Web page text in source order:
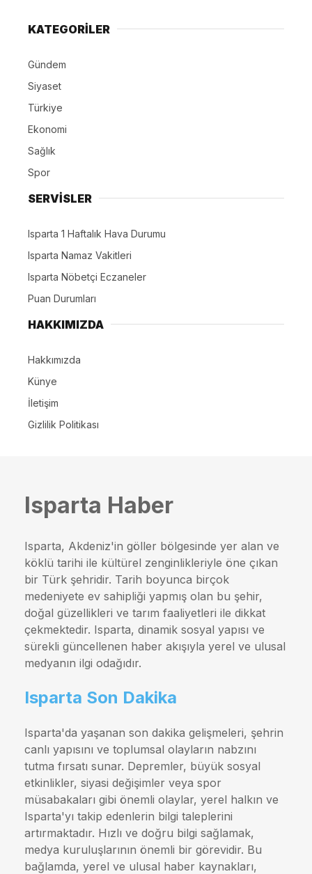
KATEGORİLER
Gündem
Siyaset
Türkiye
Ekonomi
Sağlık
Spor
SERVİSLER
Isparta 1 Haftalık Hava Durumu
Isparta Namaz Vakitleri
Isparta Nöbetçi Eczaneler
Puan Durumları
HAKKIMIZDA
Hakkımızda
Künye
İletişim
Gizlilik Politikası
Isparta Haber
Isparta, Akdeniz'in göller bölgesinde yer alan ve
köklü tarihi ile kültürel zenginlikleriyle öne çıkan
bir Türk şehridir. Tarih boyunca birçok
medeniyete ev sahipliği yapmış olan bu şehir,
doğal güzellikleri ve tarım faaliyetleri ile dikkat
çekmektedir. Isparta, dinamik sosyal yapısı ve
sürekli güncellenen haber akışıyla yerel ve ulusal
medyanın ilgi odağıdır.
Isparta Son Dakika
Isparta'da yaşanan son dakika gelişmeleri, şehrin
canlı yapısını ve toplumsal olayların nabzını
tutma fırsatı sunar. Depremler, büyük sosyal
etkinlikler, siyasi değişimler veya spor
müsabakaları gibi önemli olaylar, yerel halkın ve
Isparta'yı takip edenlerin bilgi taleplerini
artırmaktadır. Hızlı ve doğru bilgi sağlamak,
medya kuruluşlarının önemli bir görevidir. Bu
bağlamda, yerel ve ulusal haber kaynakları,